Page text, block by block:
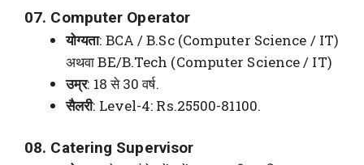
07. Computer Operator
योग्यता: BCA / B.Sc (Computer Science / IT)
अथवा BE/B.Tech (Computer Science / IT)
उम्र: 18 से 30 वर्ष.
सैलरी: Level-4: Rs.25500-81100.
08. Catering Supervisor